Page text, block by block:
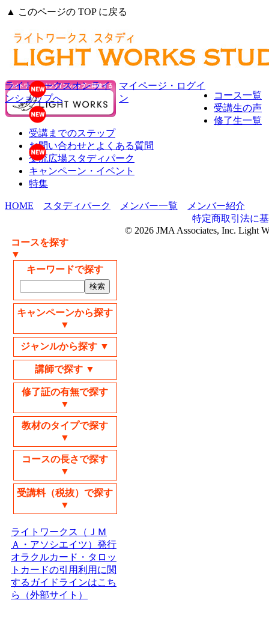
▲ このページの TOP に戻る
ライトワークスオンライ
ンショップへ
マイページ・ログイ
ン
コース一覧
受講生の声
修了生一覧
受講までのステップ
お問い合わせとよくある質問
交流広場スタディパーク
キャンペーン・イベント
特集
HOME スタディパーク メンバー一覧 メンバー紹介
コースを探す
▼
キーワードで探す
キャンペーンから探す
▼
ジャンルから探す ▼
講師で探す ▼
修了証の有無で探す
▼
教材のタイプで探す
▼
コースの長さで探す
▼
受講料（税抜）で探す
▼
ライトワークス（ＪＭ
Ａ・アソシエイツ）発行
オラクルカード・タロッ
トカードの引用利用に関
するガイドラインはこち
ら（外部サイト）
特定商取引法に
© 2026 JMA Associates, Inc. Light